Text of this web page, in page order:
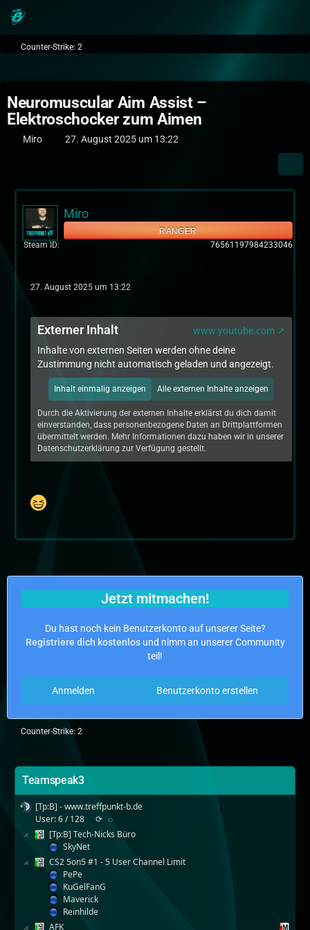
Counter-Strike: 2
Neuromuscular Aim Assist –
Elektroschocker zum Aimen
Miro 27. August 2025 um 13:22
Miro
RANGER
Steam ID
76561197984233046
27. August 2025 um 13:22
Externer Inhalt
www.youtube.com
Inhalte von externen Seiten werden ohne deine
Zustimmung nicht automatisch geladen und angezeigt.
Inhalt einmalig anzeigen Alle externen Inhalte anzeigen
Durch die Aktivierung der externen Inhalte erklärst du dich damit
einverstanden, dass personenbezogene Daten an Drittplattformen
übermittelt werden. Mehr Informationen dazu haben wir in unserer
Datenschutzerklärung zur Verfügung gestellt.
Jetzt mitmachen!
Du hast noch kein Benutzerkonto auf unserer Seite?
Registriere dich kostenlosund nimm an unserer Community
teil!
Benutzerkonto erstellen
Anmelden
Counter-Strike: 2
Teamspeak3
[Tp:B] - www.treffpunkt-b.de
User: 6 / 128
⟳ ◌
[Tp:B] Tech-Nicks Büro
SkyNet
CS2 5on5 #1 - 5 User Channel Limit
PePe
KuGelFanG
Maverick
Reinhilde
AFK